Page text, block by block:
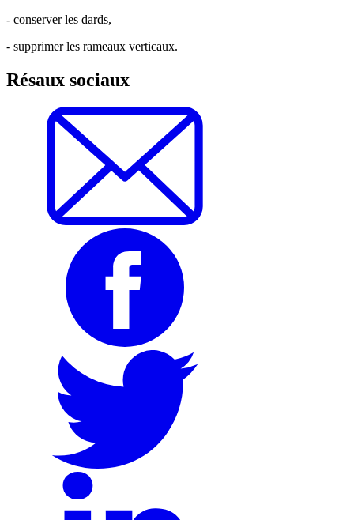
- conserver les dards,
- supprimer les rameaux verticaux.
Résaux sociaux